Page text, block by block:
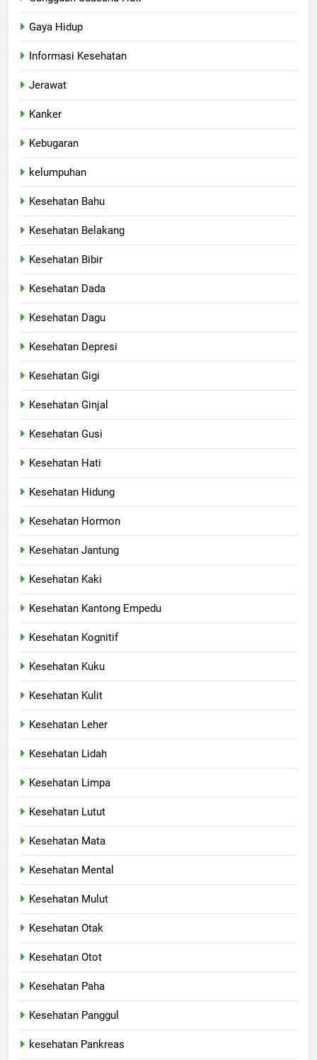
Gaya Hidup
Informasi Kesehatan
Jerawat
Kanker
Kebugaran
kelumpuhan
Kesehatan Bahu
Kesehatan Belakang
Kesehatan Bibir
Kesehatan Dada
Kesehatan Dagu
Kesehatan Depresi
Kesehatan Gigi
Kesehatan Ginjal
Kesehatan Gusi
Kesehatan Hati
Kesehatan Hidung
Kesehatan Hormon
Kesehatan Jantung
Kesehatan Kaki
Kesehatan Kantong Empedu
Kesehatan Kognitif
Kesehatan Kuku
Kesehatan Kulit
Kesehatan Leher
Kesehatan Lidah
Kesehatan Limpa
Kesehatan Lutut
Kesehatan Mata
Kesehatan Mental
Kesehatan Mulut
Kesehatan Otak
Kesehatan Otot
Kesehatan Paha
Kesehatan Panggul
kesehatan Pankreas